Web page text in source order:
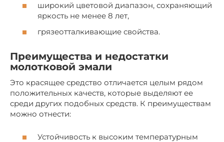
широкий цветовой диапазон, сохраняющий
яркость не менее 8 лет,
грязеотталкивающие свойства.
Преимущества и недостатки
молотковой эмали
Это красящее средство отличается целым рядом
положительных качеств, которые выделяют ее
среди других подобных средств. К преимуществам
можно отнести:
Устойчивость к высоким температурным